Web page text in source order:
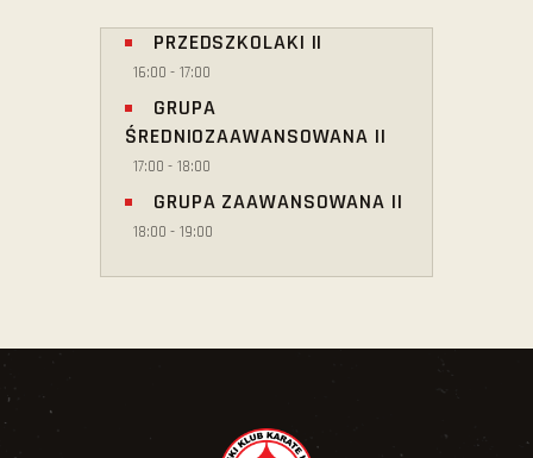
PRZEDSZKOLAKI II
16:00 - 17:00
GRUPA
ŚREDNIOZAAWANSOWANA II
17:00 - 18:00
GRUPA ZAAWANSOWANA II
18:00 - 19:00